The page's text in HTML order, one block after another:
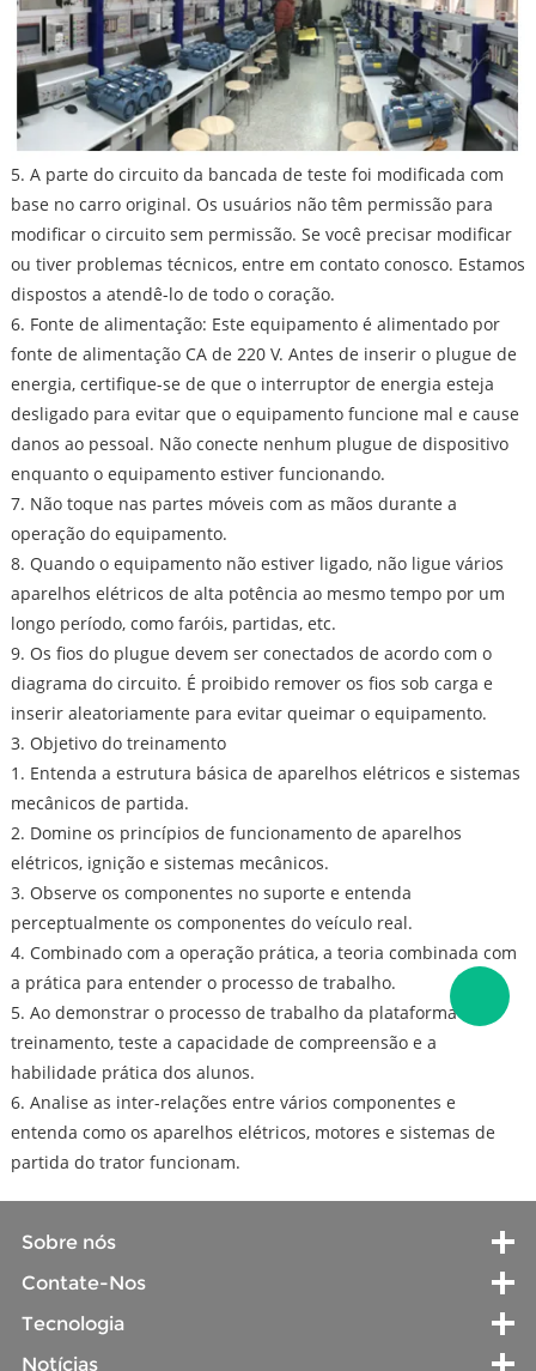
5. A parte do circuito da bancada de teste foi modificada com
base no carro original. Os usuários não têm permissão para
modificar o circuito sem permissão. Se você precisar modificar
ou tiver problemas técnicos, entre em contato conosco. Estamos
dispostos a atendê-lo de todo o coração.
6. Fonte de alimentação: Este equipamento é alimentado por
fonte de alimentação CA de 220 V. Antes de inserir o plugue de
energia, certifique-se de que o interruptor de energia esteja
desligado para evitar que o equipamento funcione mal e cause
danos ao pessoal. Não conecte nenhum plugue de dispositivo
enquanto o equipamento estiver funcionando.
7. Não toque nas partes móveis com as mãos durante a
operação do equipamento.
8. Quando o equipamento não estiver ligado, não ligue vários
aparelhos elétricos de alta potência ao mesmo tempo por um
longo período, como faróis, partidas, etc.
9. Os fios do plugue devem ser conectados de acordo com o
diagrama do circuito. É proibido remover os fios sob carga e
inserir aleatoriamente para evitar queimar o equipamento.
3. Objetivo do treinamento
1. Entenda a estrutura básica de aparelhos elétricos e sistemas
mecânicos de partida.
2. Domine os princípios de funcionamento de aparelhos
elétricos, ignição e sistemas mecânicos.
3. Observe os componentes no suporte e entenda
perceptualmente os componentes do veículo real.
4. Combinado com a operação prática, a teoria combinada com
a prática para entender o processo de trabalho.
5. Ao demonstrar o processo de trabalho da plataforma de
treinamento, teste a capacidade de compreensão e a
habilidade prática dos alunos.
6. Analise as inter-relações entre vários componentes e
entenda como os aparelhos elétricos, motores e sistemas de
partida do trator funcionam.
Sobre nós
Contate-Nos
Tecnologia
Notícias